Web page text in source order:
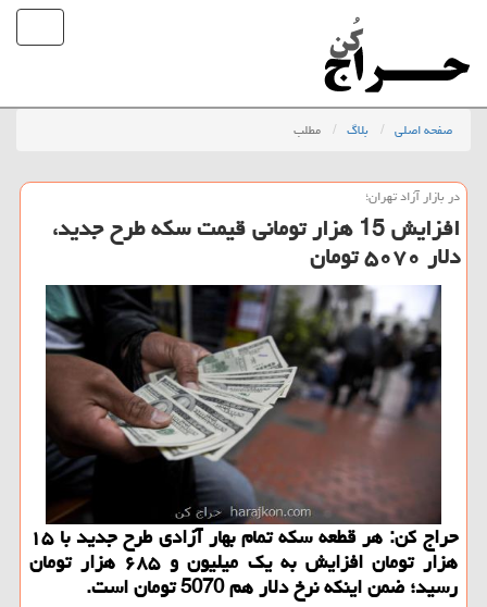
صفحه اصلی بلاگ مطلب
در بازار آزاد تهران؛
افزایش 15 هزار تومانی قیمت سكه طرح جدید،
دلار ۵۰۷۰ تومان
حراج كن: هر قطعه سكه تمام بهار آزادی طرح جدید با ۱۵
هزار تومان افزایش به یك میلیون و ۶۸۵ هزار تومان
رسید؛ ضمن اینكه نرخ دلار هم 5070 تومان است.